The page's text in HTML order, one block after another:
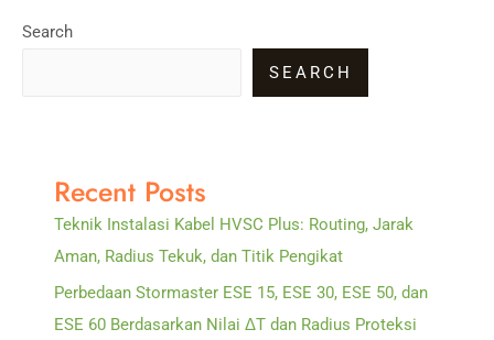
dan
Search
SEARCH
Recent Posts
Teknik Instalasi Kabel HVSC Plus: Routing, Jarak
Aman, Radius Tekuk, dan Titik Pengikat
Perbedaan Stormaster ESE 15, ESE 30, ESE 50, dan
ESE 60 Berdasarkan Nilai ΔT dan Radius Proteksi